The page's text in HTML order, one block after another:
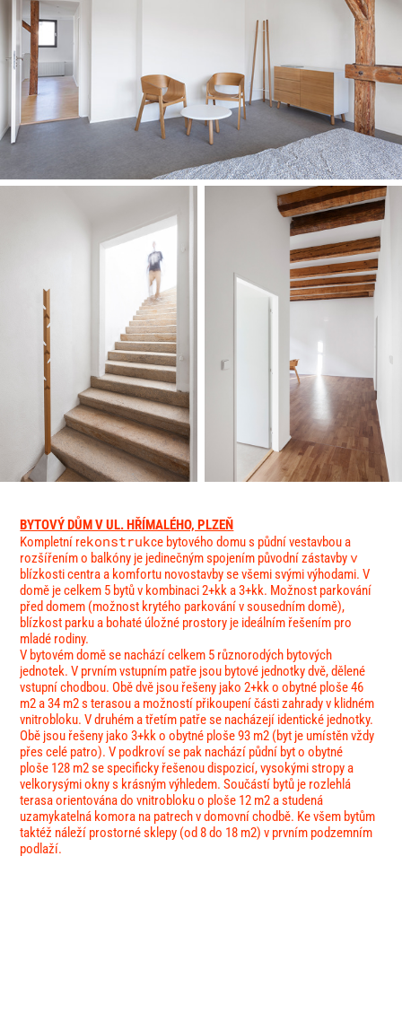
BYTOVÝ DŮM V UL. HŘÍMALÉHO, PLZEŇ
Kompletní rekonstrukce bytového domu s půdní vestavbou a
rozšířením o balkóny je jedinečným spojením původní zástavbyv
blízkosti centra a komfortu novostavby se všemi svými výhodami. V
domě je celkem 5 bytů v kombinaci 2+kk a 3+kk. Možnost parkování
před domem (možnost krytého parkování v sousedním domě),
blízkost parku a bohaté úložné prostory je ideálním řešením pro
mladé rodiny.
V bytovém domě se nachází celkem 5 různorodých bytových
jednotek. V prvním vstupním patře jsou bytové jednotky dvě, dělené
vstupní chodbou. Obě dvě jsou řešeny jako 2+kk o obytné ploše 46
m2 a 34 m2 s terasou a možností přikoupení části zahradyv klidném
vnitrobloku. V druhém a třetím patře se nacházejí identické jednotky.
Obě jsou řešeny jako 3+kk o obytné ploše 93 m2 (byt je umístěn vždy
přes celé patro). V podkroví se pak nachází půdní byt o obytné
ploše 128 m2 se specificky řešenou dispozicí, vysokými stropy a
velkorysými okny s krásným výhledem. Součástí bytů je rozlehlá
terasa orientována do vnitrobloku o ploše 12 m2 a studená
uzamykatelná komora na patrech v domovní chodbě. Ke všem bytům
taktéž náleží prostorné sklepy (od 8 do 18 m2) v prvním podzemním
podlaží.